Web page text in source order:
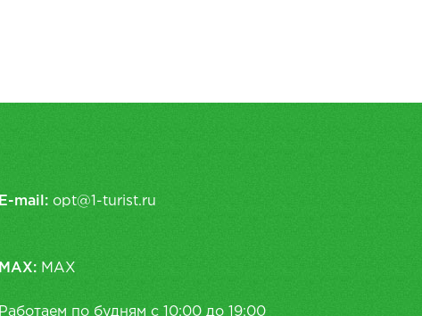
E-mail: opt@1-turist.ru
MAX: MAX
Работаем по будням с 10:00 до 19:00